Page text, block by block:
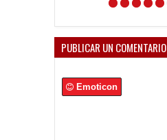
PUBLICAR UN COMENTARIO
Emoticon